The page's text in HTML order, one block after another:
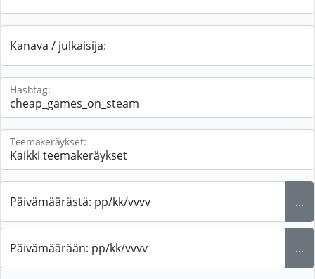
Kanava / julkaisija:
Hashtag:
Teemakeräykset:
Päivämäärästä: pp/kk/vvvv ...
Päivämäärään: pp/kk/vvvv ...